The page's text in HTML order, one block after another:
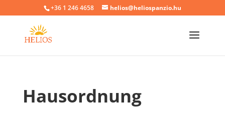
+36 1 246 4658 helios@heliospanzio.hu
Hausordnung